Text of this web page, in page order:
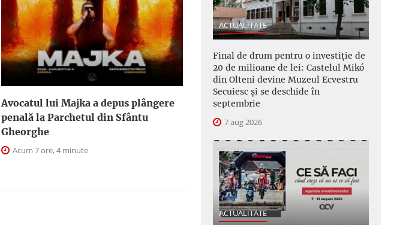
Avocatul lui Majka a depus plângere
penală la Parchetul din Sfântu
Gheorghe
Acum 7 ore, 4 minute
ACTUALITATE
Final de drum pentru o investiție de
20 de milioane de lei: Castelul Mikó
din Olteni devine Muzeul Ecvestru
Secuiesc și se deschide în
septembrie
7 aug 2026
ACTUALITATE